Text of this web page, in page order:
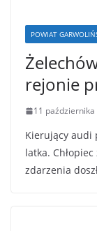
POWIAT
rejonie
11 października
Kierujący audi
latka.
zdarzenia